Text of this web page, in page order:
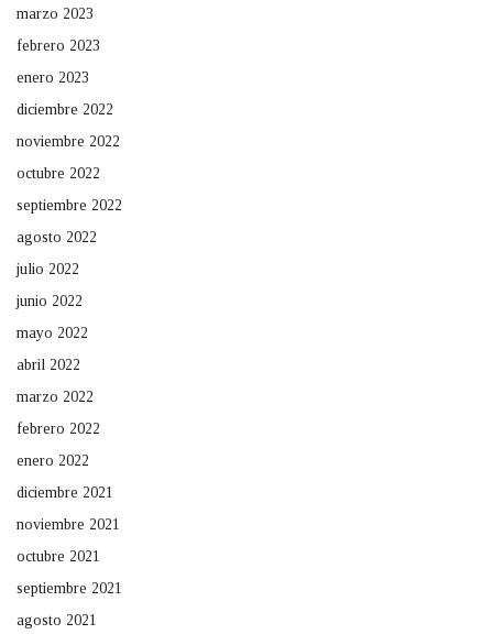
marzo 2023
febrero 2023
enero 2023
diciembre 2022
noviembre 2022
octubre 2022
septiembre 2022
agosto 2022
julio 2022
junio 2022
mayo 2022
abril 2022
marzo 2022
febrero 2022
enero 2022
diciembre 2021
noviembre 2021
octubre 2021
septiembre 2021
agosto 2021